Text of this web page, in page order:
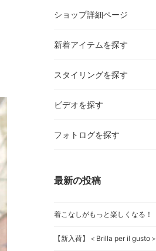
ショップ詳細ページ
新着アイテムを探す
スタイリングを探す
ビデオを探す
フォトログを探す
最新の投稿